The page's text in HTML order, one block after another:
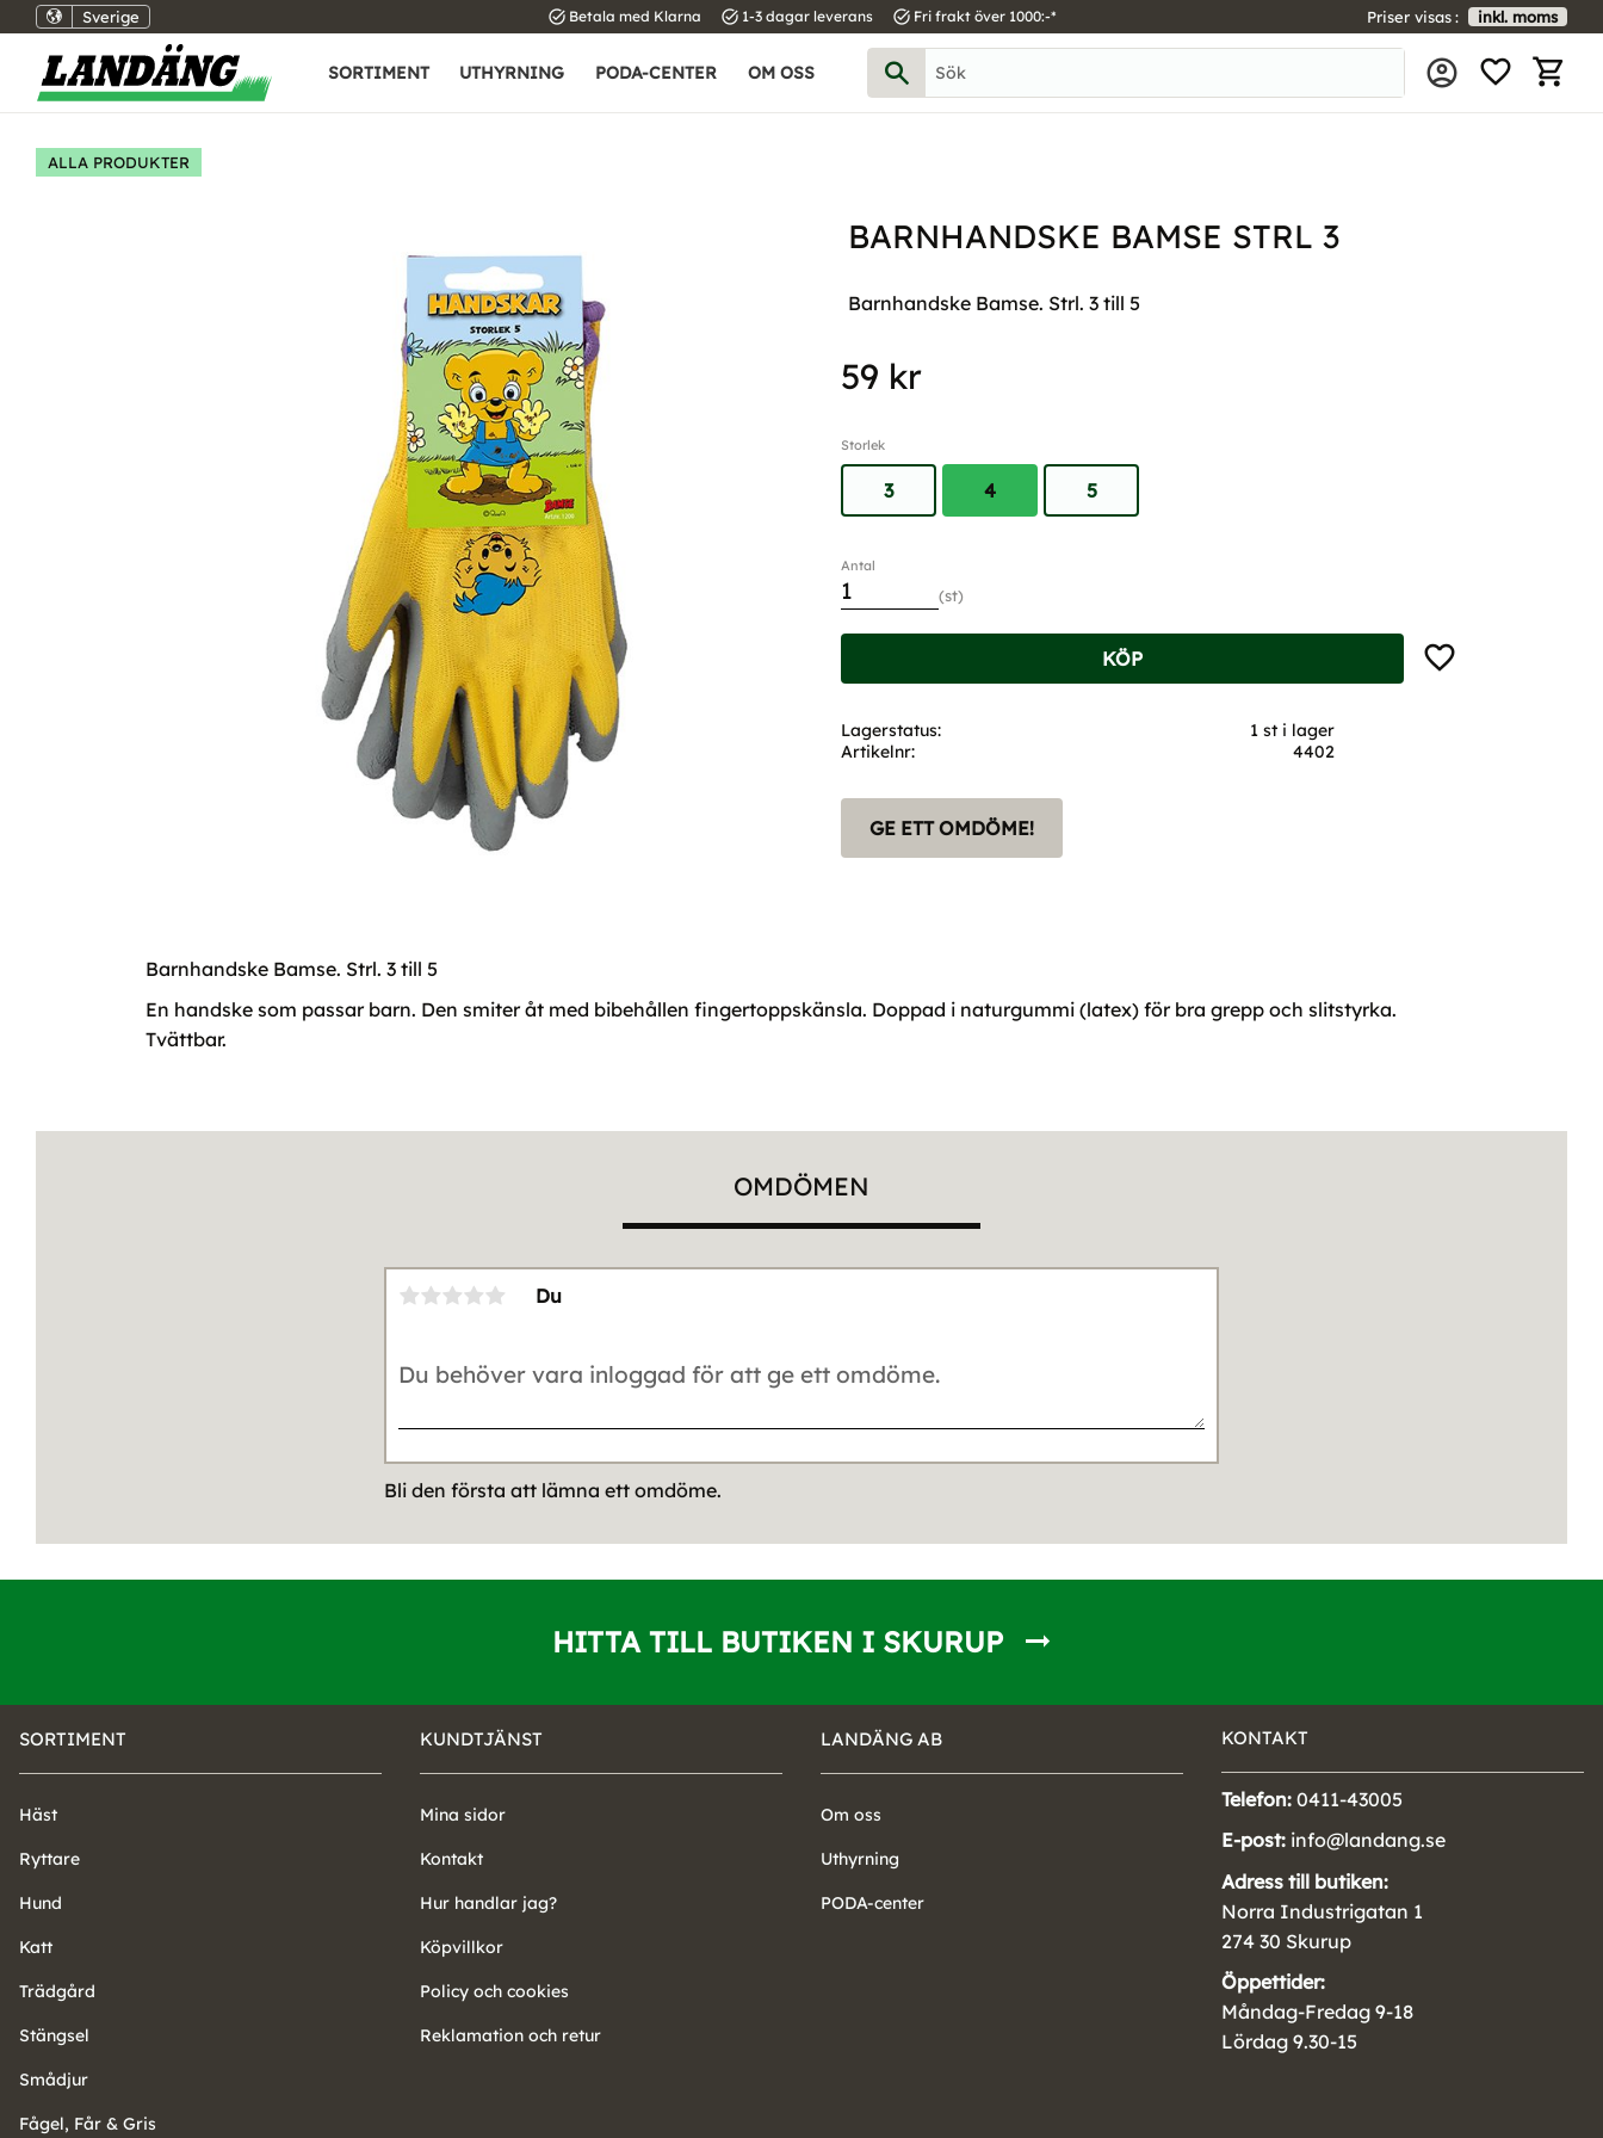
Sverige task_alt Betala med Klarna task_alt 1-3 dagar leverans task_alt Fri frakt över 1000:-* Priser visas inkl. moms
SORTIMENT UTHYRNING PODA-CENTER OM OSS
ALLA PRODUKTER
BARNHANDSKE BAMSE STRL 3
Barnhandske Bamse. Strl. 3 till 5
59 kr
Storlek
3 4 5
Antal
st
KÖP Lägg till i favoriter
Lagerstatus
1 st i lager
Artikelnr
4402
GE ETT OMDÖME!
Barnhandske Bamse. Strl. 3 till 5
En handske som passar barn. Den smiter åt med bibehållen fingertoppskänsla. Doppad i naturgummi (latex) för bra grepp och slitstyrka.
Tvättbar.
OMDÖMEN
Du
Bli den första att lämna ett omdöme.
HITTA TILL BUTIKEN I SKURUP
SORTIMENT
Häst
Ryttare
Hund
Katt
Trädgård
Stängsel
Smådjur
Fågel, Får & Gris
KUNDTJÄNST
Mina sidor
Kontakt
Hur handlar jag?
Köpvillkor
Policy och cookies
Reklamation och retur
LANDÄNG AB
Om oss
Uthyrning
PODA-center
KONTAKT
Telefon: 0411-43005
E-post: info@landang.se
Adress till butiken:
Norra Industrigatan 1
274 30 Skurup
Öppettider:
Måndag-Fredag 9-18
Lördag 9.30-15